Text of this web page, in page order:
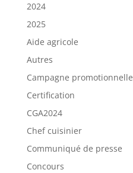
2024
2025
Aide agricole
Autres
Campagne promotionnelle
Certification
CGA2024
Chef cuisinier
Communiqué de presse
Concours